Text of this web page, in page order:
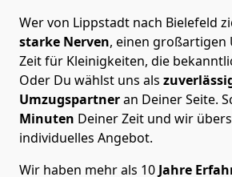
Wer von Lippstadt nach Bielefeld
starke Nerven, einen großartigen
Zeit für Kleinigkeiten, die
Oder Du wählst uns als
Umzugspartneran Deiner Seite.
Minuten Deiner Zeit und wir
individuelles Angebot.
Wir haben mehr als 10 Jahre